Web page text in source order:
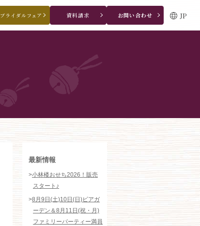
ブライダルフェア 資料請求 お問い合わせ
0120-166-088
12：00〜20：00
JP
最新情報
>小林楼おせち2026！販売
スタート♪
>8月9日(土)10日(日)ビアガ
ーデン＆8月11日(祝・月)
ファミリーパーティー満員